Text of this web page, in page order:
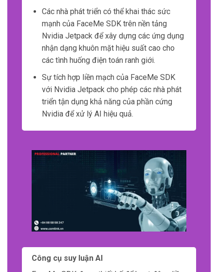
Các nhà phát triển có thể khai thác sức
mạnh của FaceMe SDK trên nền tảng
Nvidia Jetpack để xây dựng các ứng dụng
nhận dạng khuôn mặt hiệu suất cao cho
các tình huống điện toán ranh giới.
Sự tích hợp liền mạch của FaceMe SDK
với Nvidia Jetpack cho phép các nhà phát
triển tận dụng khả năng của phần cứng
Nvidia để xử lý AI hiệu quả.
Công cụ suy luận AI